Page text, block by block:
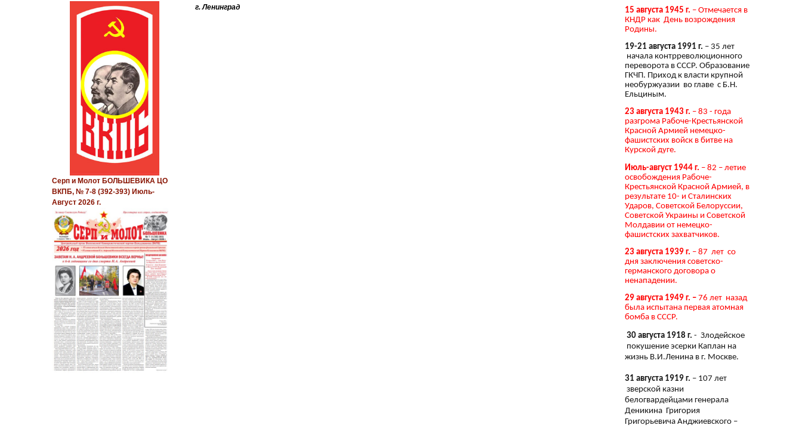
г. Ленинград
Серп и Молот БОЛЬШЕВИКА ЦО
ВКПБ, № 7-8 (392-393) Июль-
Август 2026 г.
15 августа 1945 г. – Отмечается в
КНДР как День возрождения
Родины.
19-21 августа 1991 г. – 35 лет
начала контрреволюционного
переворота в СССР. Образование
ГКЧП. Приход к власти крупной
необуржуазии во главе с Б.Н.
Ельциным.
23 августа 1943 г. – 83 - года
разгрома Рабоче-Крестьянской
Красной Армией немецко-
фашистских войск в битве на
Курской дуге.
Июль-август 1944 г. – 82 – летие
освобождения Рабоче-
Крестьянской Красной Армией, в
результате 10- и Сталинских
Ударов, Советской Белоруссии,
Советской Украины и Советской
Молдавии от немецко-
фашистских захватчиков.
23 августа 1939 г. – 87 лет со
дня заключения советско-
германского договора о
ненападении.
29 августа 1949 г. – 76 лет назад
была испытана первая атомная
бомба в СССР.
30 августа 1918 г. - Злодейское
покушение эсерки Каплан на
жизнь В.И.Ленина в г. Москве.
31 августа 1919 г. – 107 лет
зверской казни
белогвардейцами генерала
Деникина Григория
Григорьевича Анджиевского –